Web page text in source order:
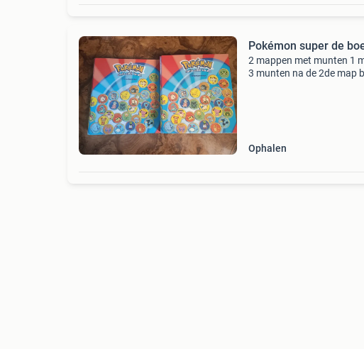
Pokémon super de
2 mappen met munten 1
3 munten na de 2de map
Ophalen